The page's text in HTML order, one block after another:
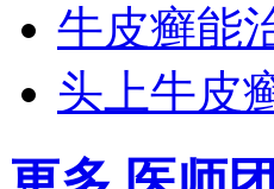
牛皮癣能
头上牛皮